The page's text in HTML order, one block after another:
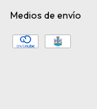
Medios de envío